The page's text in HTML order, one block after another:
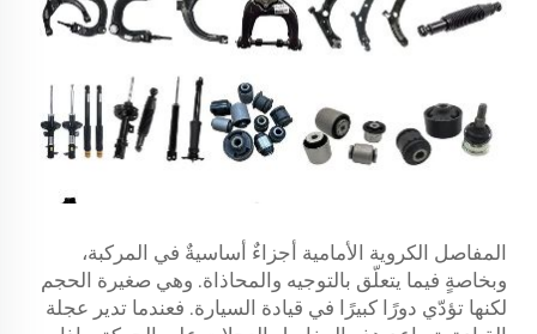
المفاصل الكروية الأمامية أجزاءٌ أساسيةٌ في المركبة،
وبخاصةٍ فيما يتعلّق بالتوجيه والمحاذاة. وهي صغيرة الحجم
لكنها تؤدّي دورًا كبيرًا في قيادة السيارة. فعندما تدير عجلة